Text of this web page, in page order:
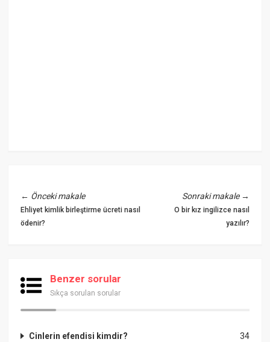
← Önceki makale
Ehliyet kimlik birleştirme ücreti nasıl
ödenir?
Sonraki makale→
O bir kız ingilizce nasıl
yazılır?
Benzer sorular
Sıkça sorulan sorular
34
Cinlerin efendisi kimdir?